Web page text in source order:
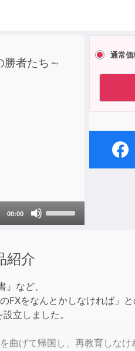
勝者たち～
00:00
decrease
volume.
通常価
紹介
など、
FXをなんとかしなければ」
立しました。
曲げて帰国し、再教育しな